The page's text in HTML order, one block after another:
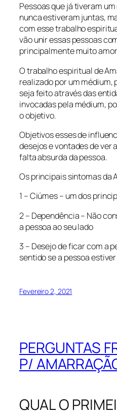
Pessoas que já tiveram
nunca estiveram juntas,
com esse trabalho
vão unir essas pessoas
principalmente muito
O trabalho espiritual de
realizado por um médium,
seja feito através das
invocadas pela médium,
o objetivo.
Objetivos esses de
desejos e vontades de ver
falta absurda da pessoa.
Os principais sintomas da
1 – Ciúmes – um dos
2 – Dependência – Não
a pessoa ao seu lado
3 – Desejo de ficar com a
sentido se a pessoa
Fevereiro 2, 2021
PERGUNTAS
P/
QUAL O